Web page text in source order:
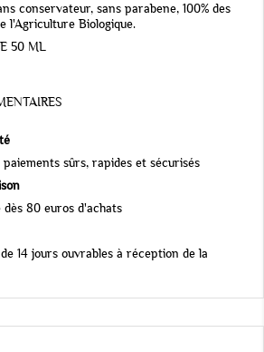
conservateur, sans parabene, 100% des
l'Agriculture Biologique.
50 ML
sûrs, rapides et sécurisés
80 euros d'achats
14 jours ouvrables à réception de la